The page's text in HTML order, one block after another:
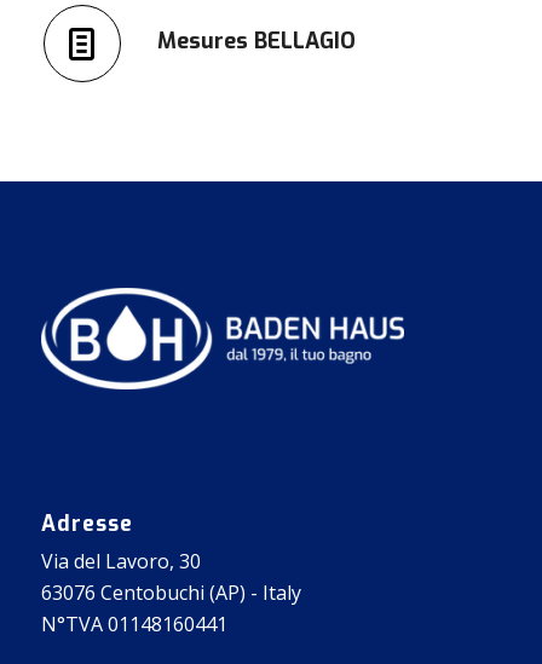
Mesures BELLAGIO
Adresse
Via del Lavoro, 30
63076 Centobuchi (AP) - Italy
N°TVA 01148160441